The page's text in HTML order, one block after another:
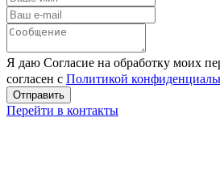
Я даю Согласие на обработку моих
согласен с Политикой
Перейти в контакты